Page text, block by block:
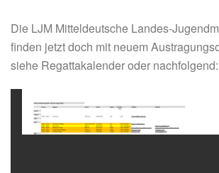
Die LJM Mitteldeutsche Landes-
finden jetzt doch mit neuem
siehe Regattakalender oder nachfolgend: